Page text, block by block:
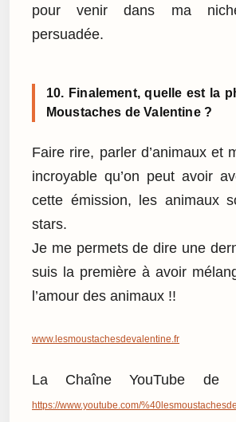
pour venir dans ma
persuadée.
10. Finalement, quelle est la
Moustaches de Valentine ?
Faire rire, parler d’animaux et
incroyable qu’on peut avoir
cette émission, les animaux
stars.
Je me permets de dire une
suis la première à avoir
l’amour des animaux !!
www.lesmoustachesdevalentine.fr
La Chaîne YouTube de
https://www.youtube.com/